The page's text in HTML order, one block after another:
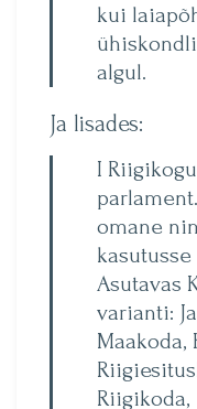
kui
algul.
Ja lisades:
I
omane
Asutavas
varianti:
Maakoda,